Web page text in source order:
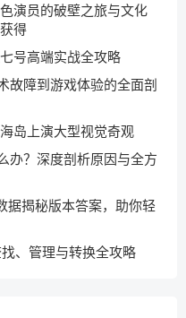
演员的破壁之旅与文化
得
号高端实战全攻略
故障到游戏体验的全面剖
岛上演大型视觉奇观
办？深度剖析原因与全方
据揭秘版本答案，助你轻
、管理与转换全攻略